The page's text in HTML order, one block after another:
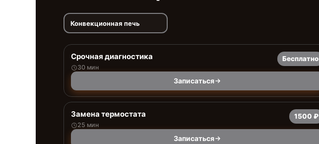
Конвекционная печь
Срочная диагностика
30 мин
Бесплатно
Записаться
Замена термостата
25 мин
1500 ₽
Записаться